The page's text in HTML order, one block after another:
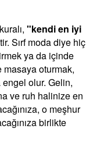
"kendi en iyi
Sırf moda diye hiç
ya da içinde
masaya oturmak,
engel olur. Gelin,
ve ruh halinize en
o meşhur
birlikte